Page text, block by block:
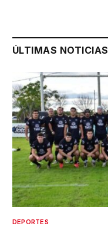
ÚLTIMAS NOTICIAS
DEPORTES